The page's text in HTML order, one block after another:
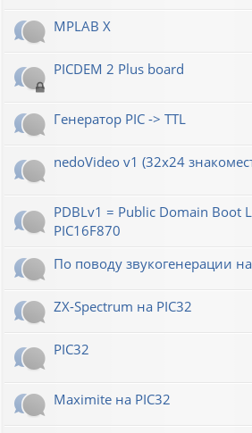
MPLAB X
PICDEM 2 Plus board
Генератор РIС -> TTL
nedoVideo v1 (32x24
PDBLv1 = Public Domain Boot
PIC16F870
По поводу звукогенерации
ZX-Spectrum на PIC32
PIC32
Maximite на PIC32